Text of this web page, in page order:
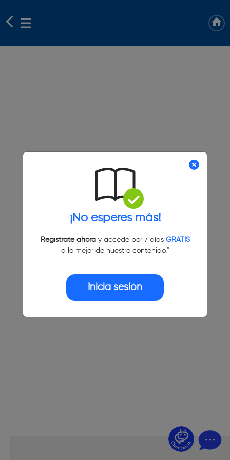
¡No esperes más!
Regístrate ahoray accede por 7 días GRATIS
a lo mejor de nuestro contenido."
Inicia sesión